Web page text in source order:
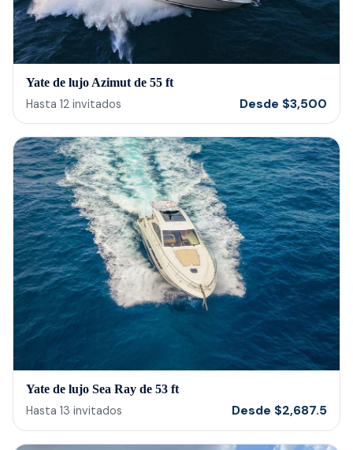
Yate de lujo Azimut de 55 ft
Hasta 12 invitados Desde $3,500
Yate de lujo Sea Ray de 53 ft
Hasta 13 invitados Desde $2,687.5